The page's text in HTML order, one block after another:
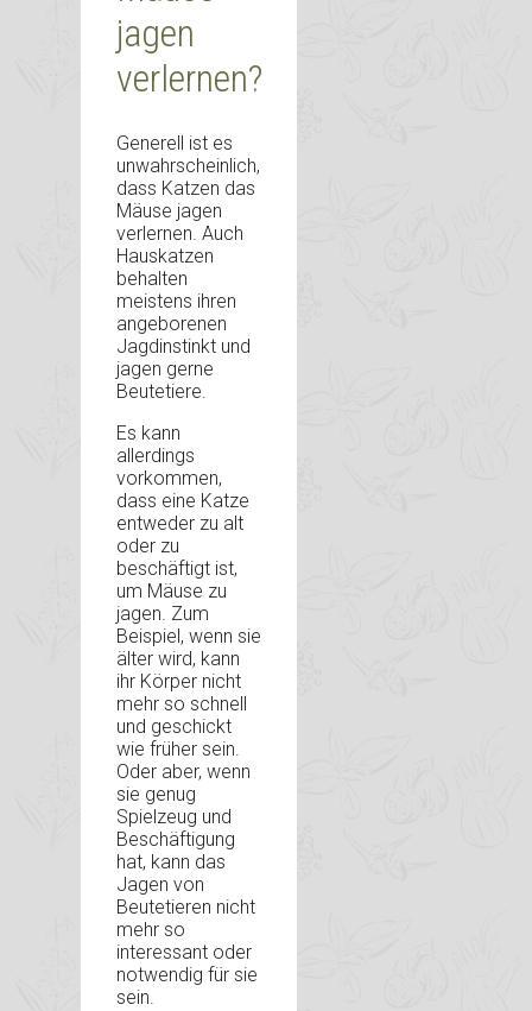
jagen
verlernen?
Generell ist es
unwahrscheinlich,
dass Katzen das
Mäuse jagen
verlernen. Auch
Hauskatzen
behalten
meistens ihren
angeborenen
Jagdinstinkt und
jagen gerne
Beutetiere.
Es kann
allerdings
vorkommen,
dass eine Katze
entweder zu alt
oder zu
beschäftigt ist,
um Mäuse zu
jagen. Zum
Beispiel, wenn sie
älter wird, kann
ihr Körper nicht
mehr so schnell
und geschickt
wie früher sein.
Oder aber, wenn
sie genug
Spielzeug und
Beschäftigung
hat, kann das
Jagen von
Beutetieren nicht
mehr so
interessant oder
notwendig für sie
sein.